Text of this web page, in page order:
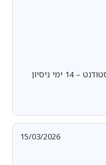
ביקורת זו נכתבה במקור עבור המוצר "כסא סטודנט – 14 ימי ניסיון
15/03/2026